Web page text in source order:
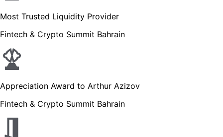
Most Trusted Liquidity Provider
Fintech & Crypto Summit Bahrain
Appreciation Award to Arthur Azizov
Fintech & Crypto Summit Bahrain